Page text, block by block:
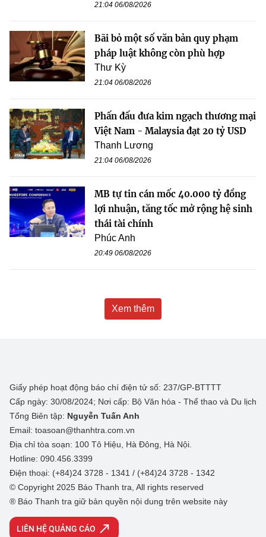
21:04 06/08/2026
Bãi bỏ một số văn bản quy phạm
pháp luật không còn phù hợp
Thư Kỳ
21:04 06/08/2026
Phấn đấu đưa kim ngạch thương mại
Việt Nam - Malaysia đạt 20 tỷ USD
Thanh Lương
21:04 06/08/2026
MB tự tin cán mốc 40.000 tỷ đồng
lợi nhuận, tăng tốc mở rộng hệ sinh
thái tài chính
Phúc Anh
20:49 06/08/2026
Xem thêm
Giấy phép hoạt động báo chí điện tử số: 237/GP-BTTTT
Cấp ngày: 30/08/2024; Nơi cấp: Bộ Văn hóa - Thể thao và Du lịch
Tổng Biên tập: Nguyễn Tuấn Anh
Email: toasoan@thanhtra.com.vn
Địa chỉ tòa soạn: 100 Tô Hiệu, Hà Đông, Hà Nội.
Hotline: 090.456.3399
Điện thoại: (+84)24 3728 - 1341 / (+84)24 3728 - 1342
© Copyright 2025 Báo Thanh tra, All rights reserved
® Báo Thanh tra giữ bản quyền nội dung trên website này
LIÊN HỆ QUẢNG CÁO